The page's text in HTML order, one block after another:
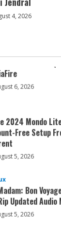
4, 2026
Pro Crack exe
2024 Mondo Lite
Free Setup
5, 2026
Bon
Updated Audio
365 Home &